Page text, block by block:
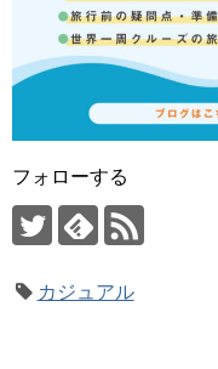
フォローする
カジュアル